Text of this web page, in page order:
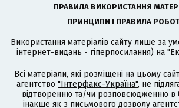
ПРАВИЛА ВИКОРИСТАННЯ
ПРИНЦИПИ І ПРАВИЛА
Використання матеріалів сайту лише за
інтернет-видань - гіперпосилання) на
Всі матеріали, які розміщені на цьому
агентство "Інтерфакс-Україна", не
відтворенню та/чи розповсюдженню в
інакше як з письмового дозволу